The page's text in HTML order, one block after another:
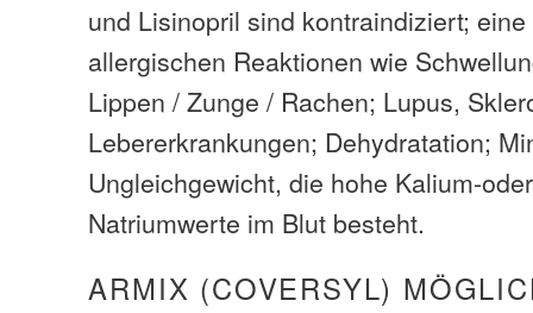
und Lisinopril sind kontraindiziert;
allergischen Reaktionen wie
Lippen / Zunge / Rachen; Lupus,
Lebererkrankungen; Dehydratation;
Ungleichgewicht, die hohe Kalium-
Natriumwerte im Blut besteht.
ARMIX (COVERSYL)